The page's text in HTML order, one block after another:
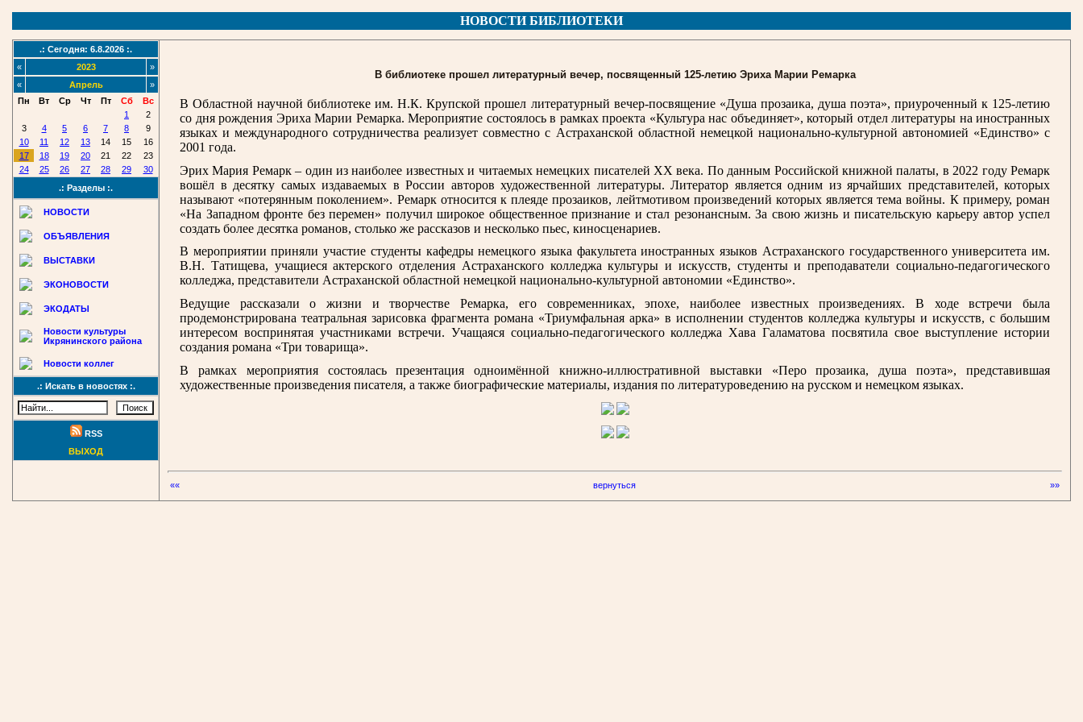
НОВОСТИ БИБЛИОТЕКИ
.: Сегодня: 6.8.2026 :.
«
2023
»
«
Апрель
»
Пн
Вт Ср Чт Пт Сб
Вс
1
2
3
4 5 6 7 8
9
10
11 12 13 14 15
16
17
18 19 20 21 22
23
24
25 26 27 28 29
30
.: Разделы :.
НОВОСТИ
ОБЪЯВЛЕНИЯ
ВЫСТАВКИ
ЭКОНОВОСТИ
ЭКОДАТЫ
Новости культуры
Икрянинского района
Новости коллег
.: Искать в новостях :.
RSS
ВЫХОД
В библиотеке прошел литературный вечер, посвященный 125-летию Эриха Марии Ремарка
В Областной научной библиотеке им. Н.К. Крупской прошел литературный вечер-посвящение «Душа прозаика, душа поэта», приуроченный к 125-летию
со дня рождения Эриха Марии Ремарка. Мероприятие состоялось в рамках проекта «Культура нас объединяет», который отдел литературы на иностранных
языках и международного сотрудничества реализует совместно с Астраханской областной немецкой национально-культурной автономией «Единство» с
2001 года.
Эрих Мария Ремарк – один из наиболее известных и читаемых немецких писателей XX века. По данным Российской книжной палаты, в 2022 году Ремарк
вошёл в десятку самых издаваемых в России авторов художественной литературы. Литератор является одним из ярчайших представителей, которых
называют «потерянным поколением». Ремарк относится к плеяде прозаиков, лейтмотивом произведений которых является тема войны. К примеру, роман
«На Западном фронте без перемен» получил широкое общественное признание и стал резонансным. За свою жизнь и писательскую карьеру автор успел
создать более десятка романов, столько же рассказов и несколько пьес, киносценариев.
В мероприятии приняли участие студенты кафедры немецкого языка факультета иностранных языков Астраханского государственного университета им.
В.Н. Татищева, учащиеся актерского отделения Астраханского колледжа культуры и искусств, студенты и преподаватели социально-педагогического
колледжа, представители Астраханской областной немецкой национально-культурной автономии «Единство».
Ведущие рассказали о жизни и творчестве Ремарка, его современниках, эпохе, наиболее известных произведениях. В ходе встречи была
продемонстрирована театральная зарисовка фрагмента романа «Триумфальная арка» в исполнении студентов колледжа культуры и искусств, с большим
интересом воспринятая участниками встречи. Учащаяся социально-педагогического колледжа Хава Галаматова посвятила свое выступление истории
создания романа «Три товарища».
В рамках мероприятия состоялась презентация одноимённой книжно-иллюстративной выставки «Перо прозаика, душа поэта», представившая
художественные произведения писателя, а также биографические материалы, издания по литературоведению на русском и немецком языках.
«« вернуться »»